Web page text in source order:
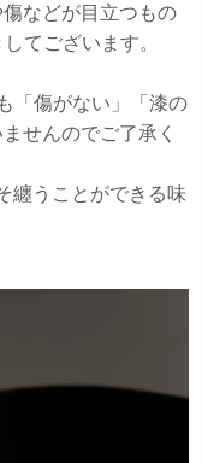
などが目立つもの
てございます。
「傷がない」「漆の
せんのでご了承く
纏うことができる味